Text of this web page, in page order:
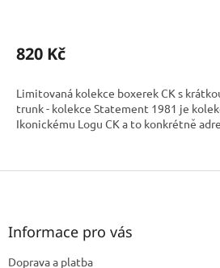
820 Kč
Limitovaná kolekce boxerek CK s
trunk - kolekce Statement 1981 je
Ikonickému Logu CK a to konkrétně
Z
Informace pro vás
Doprava a platba